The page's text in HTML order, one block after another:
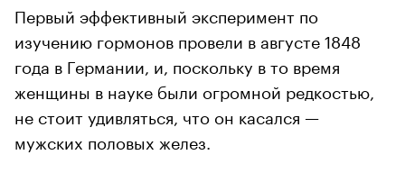
Первый эффективный эксперимент по
изучению гормонов провели в августе 1848
года в Германии, и, поскольку в то время
женщины в науке были огромной редкостью,
не стоит удивляться, что он касался —
мужских половых желез.